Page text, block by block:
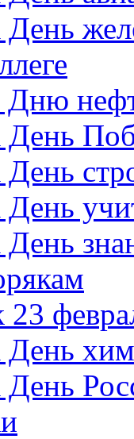
Дню
День
День